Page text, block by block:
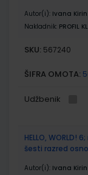
Autor(i): Ivana
Nakladnik: PROFIL
SKU: 567240
ŠIFRA OMOTA:
Udžbenik
HELLO,
šesti razred
Autor(i): Ivana